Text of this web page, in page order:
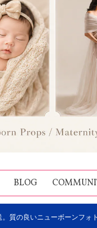
BLOG
質の良いニューボーンフォ